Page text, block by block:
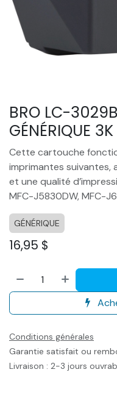
BRO LC-
GÉNÉRIQUE
Cette cartouche
imprimantes
et une qualité
MFC-J5830DW, MFC-
GÉNÉRIQUE
16,95 $
Conditions générales
Garantie satisfait ou
Livraison : 2-3 jours